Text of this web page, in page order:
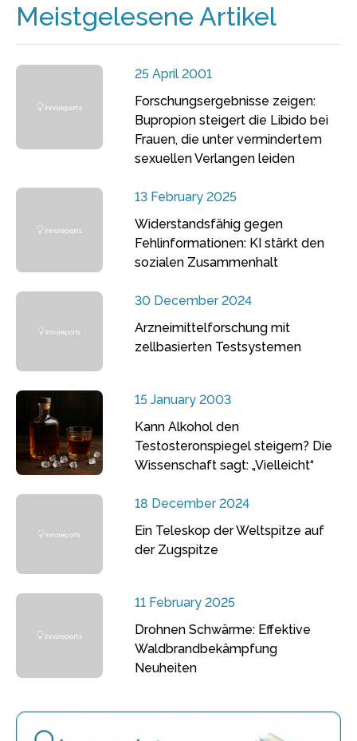
Meistgelesene Artikel
25 April 2001
Forschungsergebnisse zeigen:
Bupropion steigert die Libido bei
Frauen, die unter vermindertem
sexuellen Verlangen leiden
13 February 2025
Widerstandsfähig gegen
Fehlinformationen: KI stärkt den
sozialen Zusammenhalt
30 December 2024
Arzneimittelforschung mit
zellbasierten Testsystemen
15 January 2003
Kann Alkohol den
Testosteronspiegel steigern? Die
Wissenschaft sagt: „Vielleicht“
18 December 2024
Ein Teleskop der Weltspitze auf
der Zugspitze
11 February 2025
Drohnen Schwärme: Effektive
Waldbrandbekämpfung
Neuheiten